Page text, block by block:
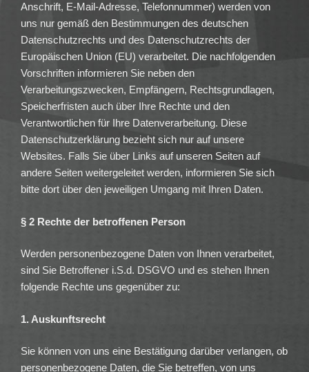
Anschrift, E-Mail-Adresse, Telefonnummer) werden von
uns nur gemäß den Bestimmungen des deutschen
Datenschutzrechts und des Datenschutzrechts der
Europäischen Union (EU) verarbeitet. Die nachfolgenden
Vorschriften informieren Sie neben den
Verarbeitungszwecken, Empfängern, Rechtsgrundlagen,
Speicherfristen auch über Ihre Rechte und den
Verantwortlichen für Ihre Datenverarbeitung. Diese
Datenschutzerklärung bezieht sich nur auf unsere
Websites. Falls Sie über Links auf unseren Seiten auf
andere Seiten weitergeleitet werden, informieren Sie sich
bitte dort über den jeweiligen Umgang mit Ihren Daten.
§ 2 Rechte der betroffenen Person
Werden personenbezogene Daten von Ihnen verarbeitet,
sind Sie Betroffener i.S.d. DSGVO und es stehen Ihnen
folgende Rechte uns gegenüber zu:
1. Auskunftsrecht
Sie können von uns eine Bestätigung darüber verlangen, ob
personenbezogene Daten, die Sie betreffen, von uns